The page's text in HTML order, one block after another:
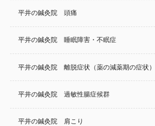
平井の鍼灸院 頭痛
平井の鍼灸院 睡眠障害・不眠症
平井の鍼灸院 離脱症状（薬の減薬期の症状）
平井の鍼灸院 過敏性腸症候群
平井の鍼灸院 肩こり